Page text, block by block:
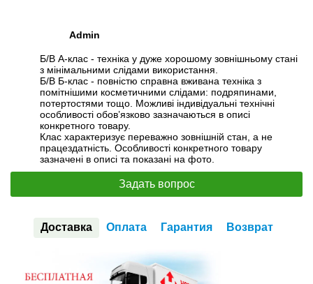
Admin
Б/В А-клас - техніка у дуже хорошому зовнішньому стані
з мінімальними слідами використання.
Б/В Б-клас - повністю справна вживана техніка з
помітнішими косметичними слідами: подряпинами,
потертостями тощо. Можливі індивідуальні технічні
особливості обов’язково зазначаються в описі
конкретного товару.
Клас характеризує переважно зовнішній стан, а не
працездатність. Особливості конкретного товару
зазначені в описі та показані на фото.
Задать вопрос
Доставка Оплата Гарантия Возврат